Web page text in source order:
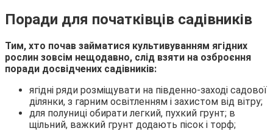
Поради для початківців садівників
Тим, хто почав займатися культивуванням ягідних
рослин зовсім нещодавно, слід взяти на озброєння
поради досвідчених садівників:
ягідні ряди розміщувати на південно-заході садової
ділянки, з гарним освітленням і захистом від вітру;
для полуниці обирати легкий, пухкий грунт; в
щільний, важкий грунт додають пісок і торф;